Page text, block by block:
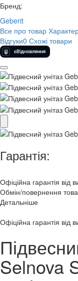
Бренд:
Geberit
Все про товар
Відгуки0 Схожі товари
Гарантія:
Офіційна гарантія від
Обмін/повернення
Детальніше
Офіційна гарантія від
Selnova